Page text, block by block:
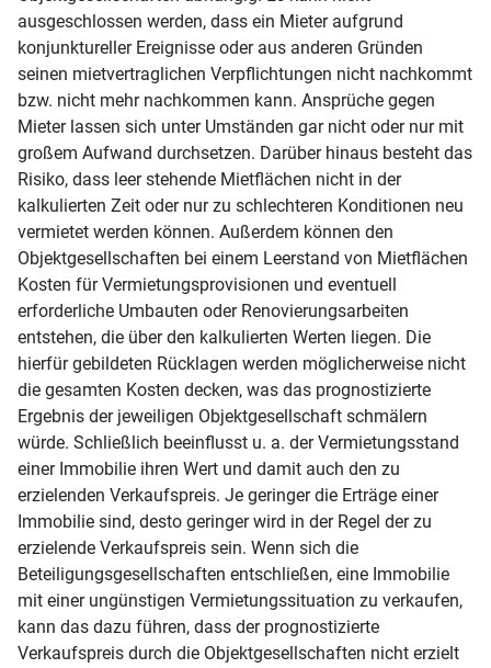
ausgeschlossen werden, dass ein Mieter aufgrund
konjunktureller Ereignisse oder aus anderen Gründen
seinen mietvertraglichen Verpflichtungen nicht nachkommt
bzw. nicht mehr nachkommen kann. Ansprüche gegen
Mieter lassen sich unter Umständen gar nicht oder nur mit
großem Aufwand durchsetzen. Darüber hinaus besteht das
Risiko, dass leer stehende Mietflächen nicht in der
kalkulierten Zeit oder nur zu schlechteren Konditionen neu
vermietet werden können. Außerdem können den
Objektgesellschaften bei einem Leerstand von Mietflächen
Kosten für Vermietungsprovisionen und eventuell
erforderliche Umbauten oder Renovierungsarbeiten
entstehen, die über den kalkulierten Werten liegen. Die
hierfür gebildeten Rücklagen werden möglicherweise nicht
die gesamten Kosten decken, was das prognostizierte
Ergebnis der jeweiligen Objektgesellschaft schmälern
würde. Schließlich beeinflusst u. a. der Vermietungsstand
einer Immobilie ihren Wert und damit auch den zu
erzielenden Verkaufspreis. Je geringer die Erträge einer
Immobilie sind, desto geringer wird in der Regel der zu
erzielende Verkaufspreis sein. Wenn sich die
Beteiligungsgesellschaften entschließen, eine Immobilie
mit einer ungünstigen Vermietungssituation zu verkaufen,
kann das dazu führen, dass der prognostizierte
Verkaufspreis durch die Objektgesellschaften nicht erzielt